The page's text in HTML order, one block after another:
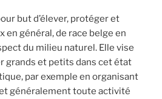
but d’élever, protéger et
en général, de race belge en
du milieu naturel. Elle vise
grands et petits dans cet état
par exemple en organisant
généralement toute activité